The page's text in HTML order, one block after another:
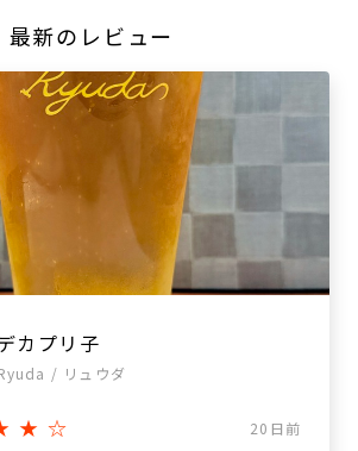
最新のレビュー
カプリ子
/ リュウダ
20日前